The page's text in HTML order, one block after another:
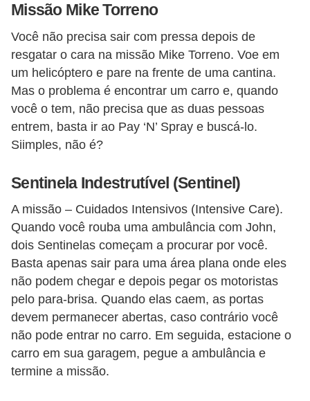
Missão Mike Torreno
Você não precisa sair com pressa depois de
resgatar o cara na missão Mike Torreno. Voe em
um helicóptero e pare na frente de uma cantina.
Mas o problema é encontrar um carro e, quando
você o tem, não precisa que as duas pessoas
entrem, basta ir ao Pay ‘N’ Spray e buscá-lo.
Siimples, não é?
Sentinela Indestrutível (Sentinel)
A missão – Cuidados Intensivos (Intensive Care).
Quando você rouba uma ambulância com John,
dois Sentinelas começam a procurar por você.
Basta apenas sair para uma área plana onde eles
não podem chegar e depois pegar os motoristas
pelo para-brisa. Quando elas caem, as portas
devem permanecer abertas, caso contrário você
não pode entrar no carro. Em seguida, estacione o
carro em sua garagem, pegue a ambulância e
termine a missão.